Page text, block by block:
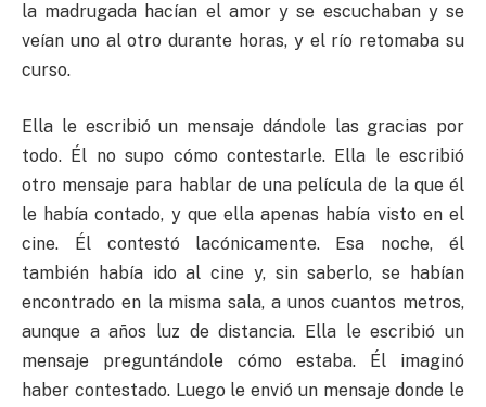
la madrugada hacían el amor y se escuchaban y se
veían uno al otro durante horas, y el río retomaba su
curso.
Ella le escribió un mensaje dándole las gracias por
todo. Él no supo cómo contestarle. Ella le escribió
otro mensaje para hablar de una película de la que él
le había contado, y que ella apenas había visto en el
cine. Él contestó lacónicamente. Esa noche, él
también había ido al cine y, sin saberlo, se habían
encontrado en la misma sala, a unos cuantos metros,
aunque a años luz de distancia. Ella le escribió un
mensaje preguntándole cómo estaba. Él imaginó
haber contestado. Luego le envió un mensaje donde le